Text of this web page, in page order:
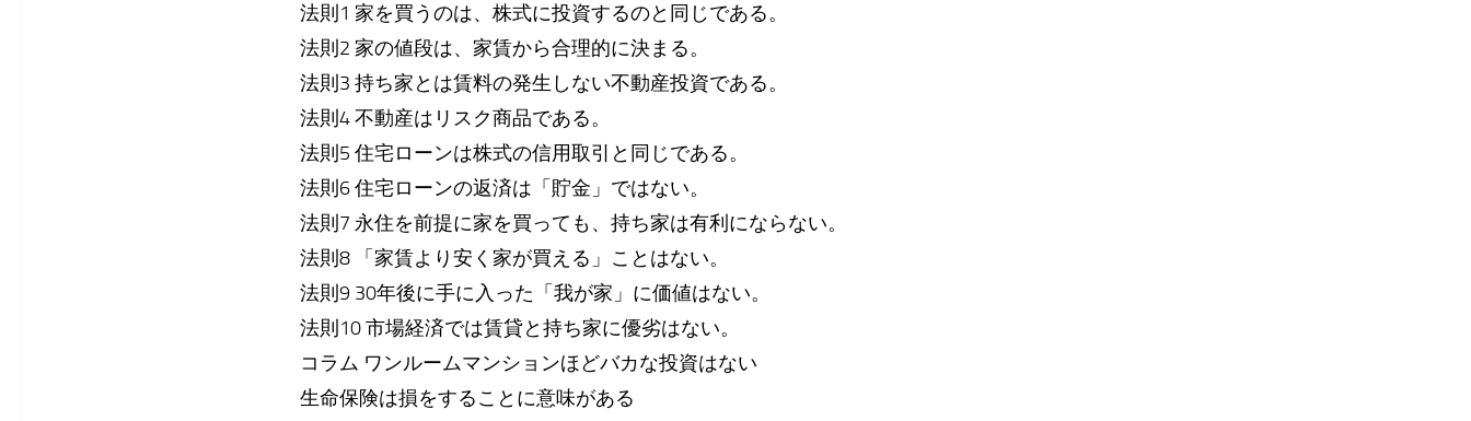
法則1 家を買うのは、株式に投資するのと同じである。
法則2 家の値段は、家賃から合理的に決まる。
法則3 持ち家とは賃料の発生しない不動産投資である。
法則4 不動産はリスク商品である。
法則5 住宅ローンは株式の信用取引と同じである。
法則6 住宅ローンの返済は「貯金」ではない。
法則7 永住を前提に家を買っても、持ち家は有利にならない。
法則8 「家賃より安く家が買える」ことはない。
法則9 30年後に手に入った「我が家」に価値はない。
法則10 市場経済では賃貸と持ち家に優劣はない。
コラム ワンルームマンションほどバカな投資はない
生命保険は損をすることに意味がある